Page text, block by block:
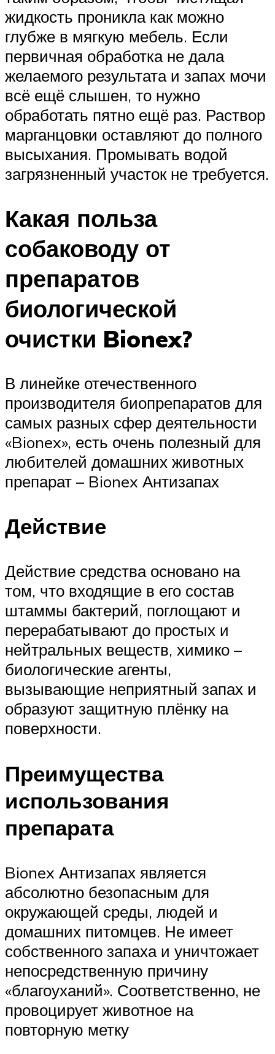
жидкость проникла как можно
глубже в мягкую мебель. Если
первичная обработка не дала
желаемого результата и запах мочи
всё ещё слышен, то нужно
обработать пятно ещё раз. Раствор
марганцовки оставляют до полного
высыхания. Промывать водой
загрязненный участок не требуется.
Какая польза
собаководу от
препаратов
биологической
очистки Bionex?
В линейке отечественного
производителя биопрепаратов для
самых разных сфер деятельности
«Bionex», есть очень полезный для
любителей домашних животных
препарат – Bionex Антизапах
Действие
Действие средства основано на
том, что входящие в его состав
штаммы бактерий, поглощают и
перерабатывают до простых и
нейтральных веществ, химико –
биологические агенты,
вызывающие неприятный запах и
образуют защитную плёнку на
поверхности.
Преимущества
использования
препарата
Bionex Антизапах является
абсолютно безопасным для
окружающей среды, людей и
домашних питомцев. Не имеет
собственного запаха и уничтожает
непосредственную причину
«благоуханий». Соответственно, не
провоцирует животное на
повторную метку